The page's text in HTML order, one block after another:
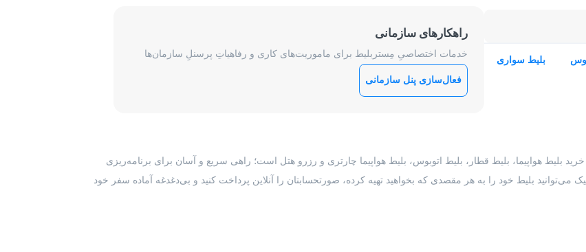
بلیط سواری
راهکارهای سازمانی
خدمات اختصاصیِ مِستربلیط برای ماموریت‌های کاری و رفاهیاتِ پرسنلِ سازمان‌ها
فعال‌سازی پنل سازمانی
خرید بلیط هواپیما، بلیط قطار، بلیط اتوبوس، بلیط هواپیما چارتری و رزرو هتل است؛ راهی سریع و آسان برای برنامه‌ریزی
می‌توانید بلیط خود را به هر مقصدی که بخواهید تهیه کرده، صورتحسابتان را آنلاین پرداخت کنید و بی‌دغدغه آماده سفر خود